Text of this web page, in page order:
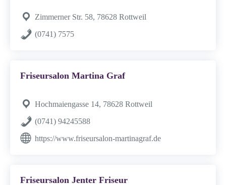
Zimmerner Str. 58, 78628 Rottweil
(0741) 7575
Friseursalon Martina Graf
Hochmaiengasse 14, 78628 Rottweil
(0741) 94245588
https://www.friseursalon-martinagraf.de
Friseursalon Jenter Friseur